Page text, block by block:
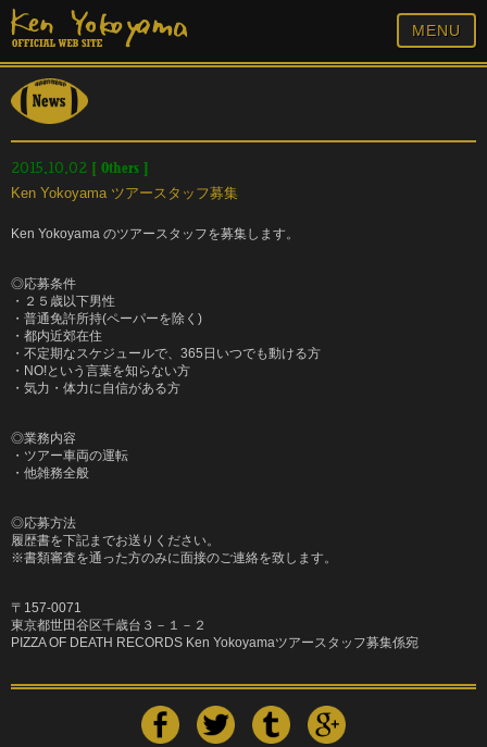
MENU
2015.10.02 [ Others ]
Ken Yokoyama ツアースタッフ募集
Ken Yokoyama のツアースタッフを募集します。
◎応募条件
・２５歳以下男性
・普通免許所持(ペーパーを除く)
・都内近郊在住
・不定期なスケジュールで、365日いつでも動ける方
・NO!という言葉を知らない方
・気力・体力に自信がある方
◎業務内容
・ツアー車両の運転
・他雑務全般
◎応募方法
履歴書を下記までお送りください。
※書類審査を通った方のみに面接のご連絡を致します。
〒157-0071
東京都世田谷区千歳台３－１－２
PIZZA OF DEATH RECORDS Ken Yokoyamaツアースタッフ募集係宛